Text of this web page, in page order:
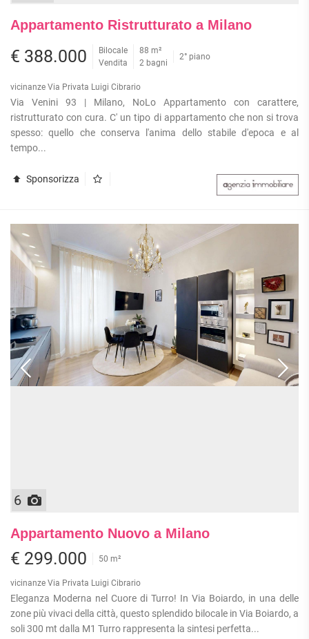
Appartamento Ristrutturato a Milano
€ 388.000
Bilocale
Vendita
88 m²
2 bagni
2° piano
vicinanze Via Privata Luigi Cibrario
Via Venini 93 | Milano, NoLo Appartamento con carattere,
ristrutturato con cura. C' un tipo di appartamento che non si trova
spesso: quello che conserva l'anima dello stabile d'epoca e al
tempo...
Sponsorizza
6
Appartamento Nuovo a Milano
€ 299.000 50 m²
vicinanze Via Privata Luigi Cibrario
Eleganza Moderna nel Cuore di Turro! In Via Boiardo, in una delle
zone più vivaci della città, questo splendido bilocale in Via Boiardo, a
soli 300 mt dalla M1 Turro rappresenta la sintesi perfetta...